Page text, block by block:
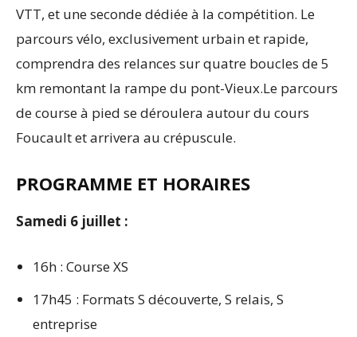
VTT, et une seconde dédiée à la compétition. Le
parcours vélo, exclusivement urbain et rapide,
comprendra des relances sur quatre boucles de 5
km remontant la rampe du pont-Vieux.Le parcours
de course à pied se déroulera autour du cours
Foucault et arrivera au crépuscule.
PROGRAMME ET HORAIRES
Samedi 6 juillet :
16h : Course XS
17h45 : Formats S découverte, S relais, S
entreprise